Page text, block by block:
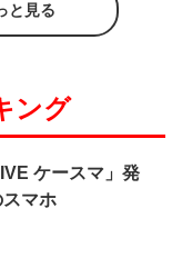
と見る
ング
ケースマ」発
マホ